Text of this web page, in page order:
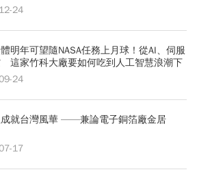
24
明年可望隨NASA任務上月球！從AI、伺服
這家竹科大廠要如何吃到人工智慧浪潮下
24
就台灣風華 ——兼論電子銅箔廠金居
17